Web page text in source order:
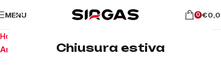
Chiusura estiva
MENU 0 €
Home
Anelli E Piattelli Smaltati